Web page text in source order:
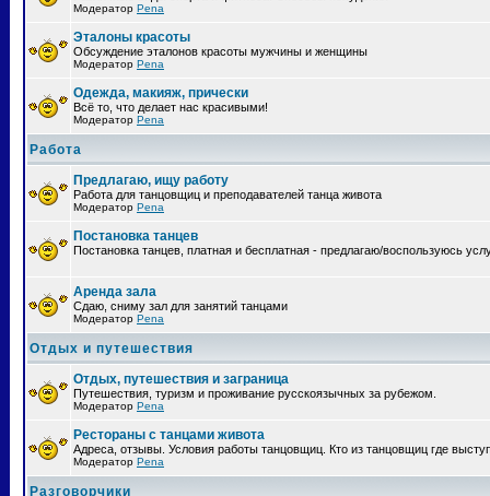
Модератор Pena
Эталоны красоты
Обсуждение эталонов красоты мужчины и женщины
Модератор Pena
Одежда, макияж, прически
Всё то, что делает нас красивыми!
Модератор Pena
Работа
Предлагаю, ищу работу
Работа для танцовщиц и преподавателей танца живота
Модератор Pena
Постановка танцев
Постановка танцев, платная и бесплатная - предлагаю/воспользуюсь
Аренда зала
Сдаю, сниму зал для занятий танцами
Модератор Pena
Отдых и путешествия
Отдых, путешествия и заграница
Путешествия, туризм и проживание русскоязычных за рубежом.
Модератор Pena
Рестораны с танцами живота
Адреса, отзывы. Условия работы танцовщиц. Кто из танцовщиц где
Модератор Pena
Разговорчики